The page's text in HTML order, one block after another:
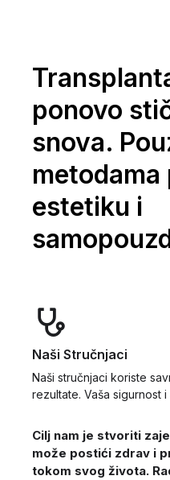
ponovo
snova.
metodama
estetiku i
Naši Stručnjaci
Naši stručnjaci koriste
rezultate. Vaša sigurnost
Cilj nam je stvoriti
može postići zdrav i
tokom svog života.